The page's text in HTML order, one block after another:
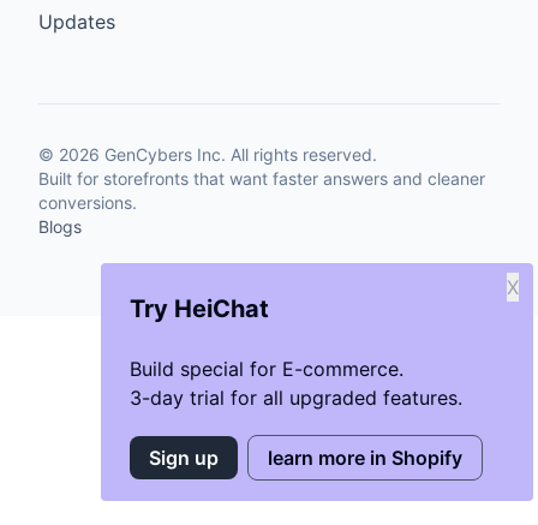
Try HeiChat
Build special for E-commerce.
3-day trial for all upgraded features.
X
Sign up learn more in Shopify
Updates
© 2026 GenCybers Inc. All rights reserved.
Built for storefronts that want faster answers and cleaner
conversions.
Blogs